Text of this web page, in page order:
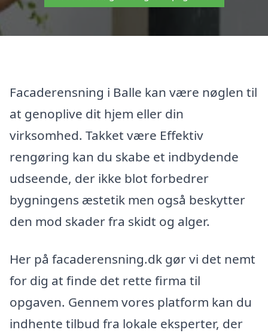
Facaderensning i Balle kan være nøglen til
at genoplive dit hjem eller din
virksomhed. Takket være Effektiv
rengøring kan du skabe et indbydende
udseende, der ikke blot forbedrer
bygningens æstetik men også beskytter
den mod skader fra skidt og alger.
Her på facaderensning.dk gør vi det nemt
for dig at finde det rette firma til
opgaven. Gennem vores platform kan du
indhente tilbud fra lokale eksperter, der